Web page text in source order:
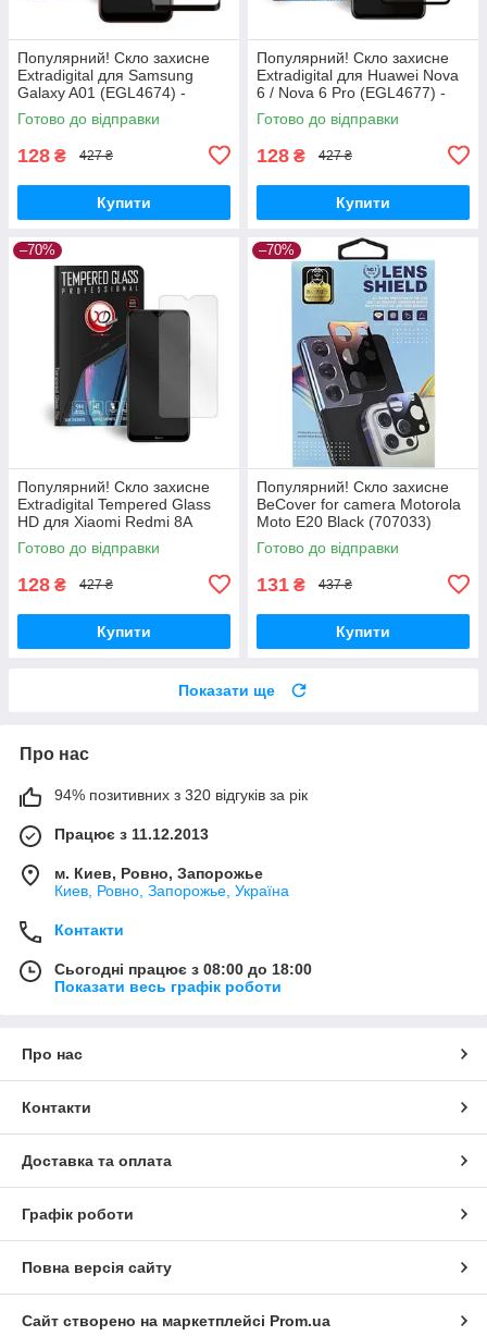
Популярний! Скло захисне
Extradigital для Samsung
Galaxy A01 (EGL4674) -
Краща якість тільки на
Nukleon.com.ua
Готово до відправки
128 ₴ 427 ₴
Купити
Популярний! Скло захисне
Extradigital для Huawei Nova
6 / Nova 6 Pro (EGL4677) -
Краща якість тільки на
Nukleon.com.ua
Готово до відправки
128 ₴ 427 ₴
Купити
–70%
Популярний! Скло захисне
Extradigital Tempered Glass
HD для Xiaomi Redmi 8A
(EGL4641) - Краща якість
тільки на Nukleon.com.ua
Готово до відправки
128 ₴ 427 ₴
Купити
–70%
Популярний! Скло захисне
BeCover for camera Motorola
Moto E20 Black (707033)
(707033) - Краща якість
тільки на Nukleon.com.ua
Готово до відправки
131 ₴ 437 ₴
Купити
Показати ще
Про нас
94% позитивних з 320 відгуків за рік
Працює з 11.12.2013
м. Киев, Ровно, Запорожье
Киев, Ровно, Запорожье, Україна
Контакти
Сьогодні працює з 08:00 до 18:00
Показати весь графік роботи
Про нас
Контакти
Доставка та оплата
Графік роботи
Повна версія сайту
Сайт створено на маркетплейсі Prom.ua